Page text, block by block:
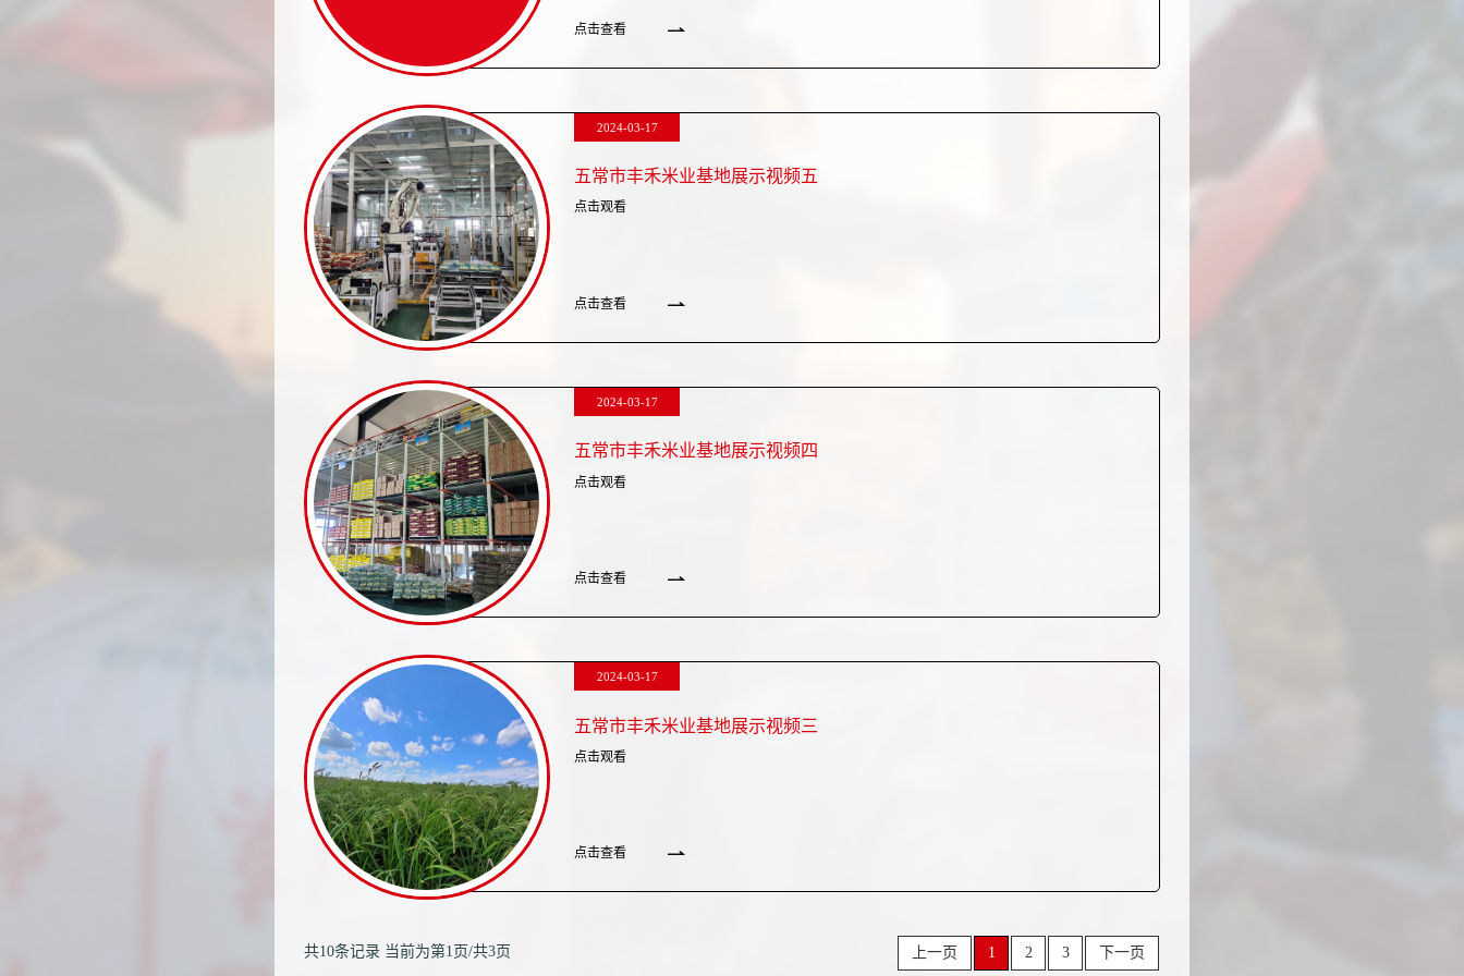
点击查看
2024-03-17
五常市丰禾米业基地展示视频五
点击观看
点击查看
2024-03-17
五常市丰禾米业基地展示视频四
点击观看
点击查看
2024-03-17
五常市丰禾米业基地展示视频三
点击观看
点击查看
共10条记录 当前为第1页/共3页 上一页 1 2 3 下一页